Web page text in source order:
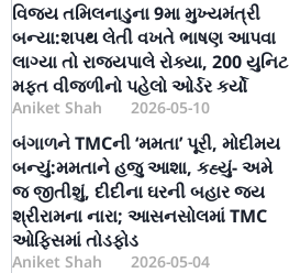
વિજય તમિલનાડુના 9મા મુખ્યમંત્રી
બન્યા:શપથ લેતી વખતે ભાષણ આપવા
લાગ્યા તો રાજ્યપાલે રોક્યા, 200 યુનિટ
મફત વીજળીનો પહેલો ઓર્ડર કર્યો
Aniket Shah 2026-05-10
બંગાળને TMCની ‘મમતા’ પૂરી, મોદીમય
બન્યું:મમતાને હજુ આશા, કહ્યું- અમે
જ જીતીશું, દીદીના ઘરની બહાર જય
શ્રીરામના નારા; આસનસોલમાં TMC
ઓફિસમાં તોડફોડ
Aniket Shah 2026-05-04